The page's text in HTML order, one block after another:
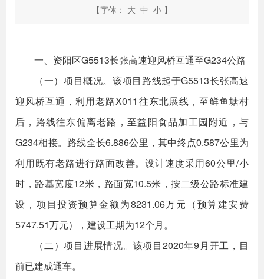
【字体： 大 中 小 】
一、资阳区G5513长张高速迎风桥互通至G234公路
（一）项目概况。该项目路线起于G5513长张高速
迎风桥互通，利用老路X011往东北展线，至鲜鱼塘村
后，路线往东偏离老路，至益阳食品加工园附近，与
G234相接。路线全长6.886公里，其中终点0.587公里为
利用既有老路进行路面改善。设计速度采用60公里/小
时，路基宽度12米，路面宽10.5米，按二级公路标准建
设，项目投资预算金额为8231.06万元（预算建安费
5747.51万元），建设工期为12个月。
（二）项目进展情况。该项目2020年9月开工，目
前已建成通车。